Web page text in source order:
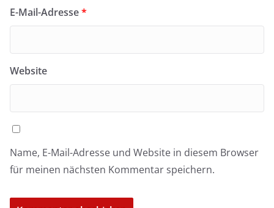
E-Mail-Adresse*
Website
Name, E-Mail-Adresse und Website in diesem Browser
für meinen nächsten Kommentar speichern.